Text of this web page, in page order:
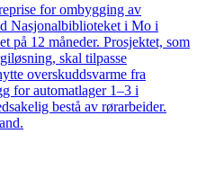
for ombygging av
Nasjonalbiblioteket i Mo i
på 12 måneder. Prosjektet, som
skal tilpasse
overskuddsvarme fra
for automatlager 1–3 i
bestå av rørarbeider.